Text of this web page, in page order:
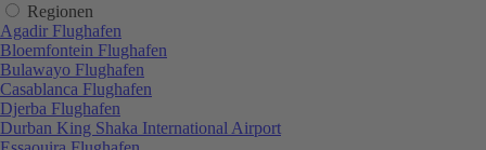
Regionen
Agadir Flughafen
Bloemfontein Flughafen
Bulawayo Flughafen
Casablanca Flughafen
Djerba Flughafen
Durban King Shaka International Airport